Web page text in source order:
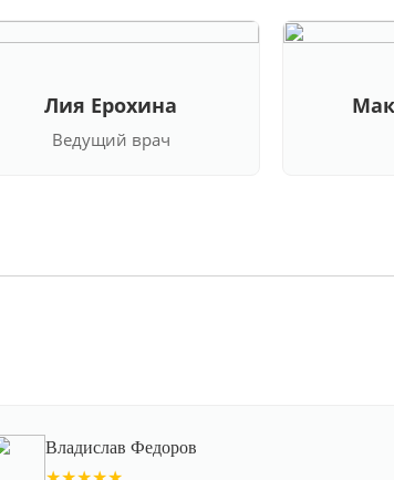
Лия Ерохина
Ведущий врач
Владислав Федоров